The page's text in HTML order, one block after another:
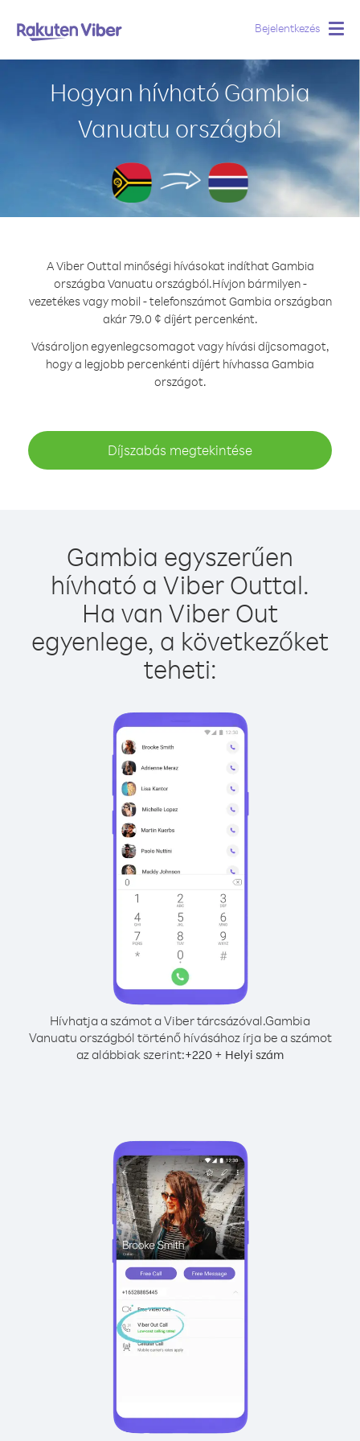
Bejelentkezés
Hogyan hívható Gambia
Vanuatu országból
A Viber Outtal minőségi hívásokat indíthat Gambia
országba Vanuatu országból.Hívjon bármilyen -
vezetékes vagy mobil - telefonszámot Gambia országban
akár 79.0 ¢ díjért percenként.
Vásároljon egyenlegcsomagot vagy hívási díjcsomagot,
hogy a legjobb percenkénti díjért hívhassa Gambia
országot.
Díjszabás megtekintése
Gambia egyszerűen
hívható a Viber Outtal.
Ha van Viber Out
egyenlege, a következőket
teheti:
Hívhatja a számot a Viber tárcsázóval.Gambia
Vanuatu országból történő hívásához írja be a számot
az alábbiak szerint:+220 + Helyi szám